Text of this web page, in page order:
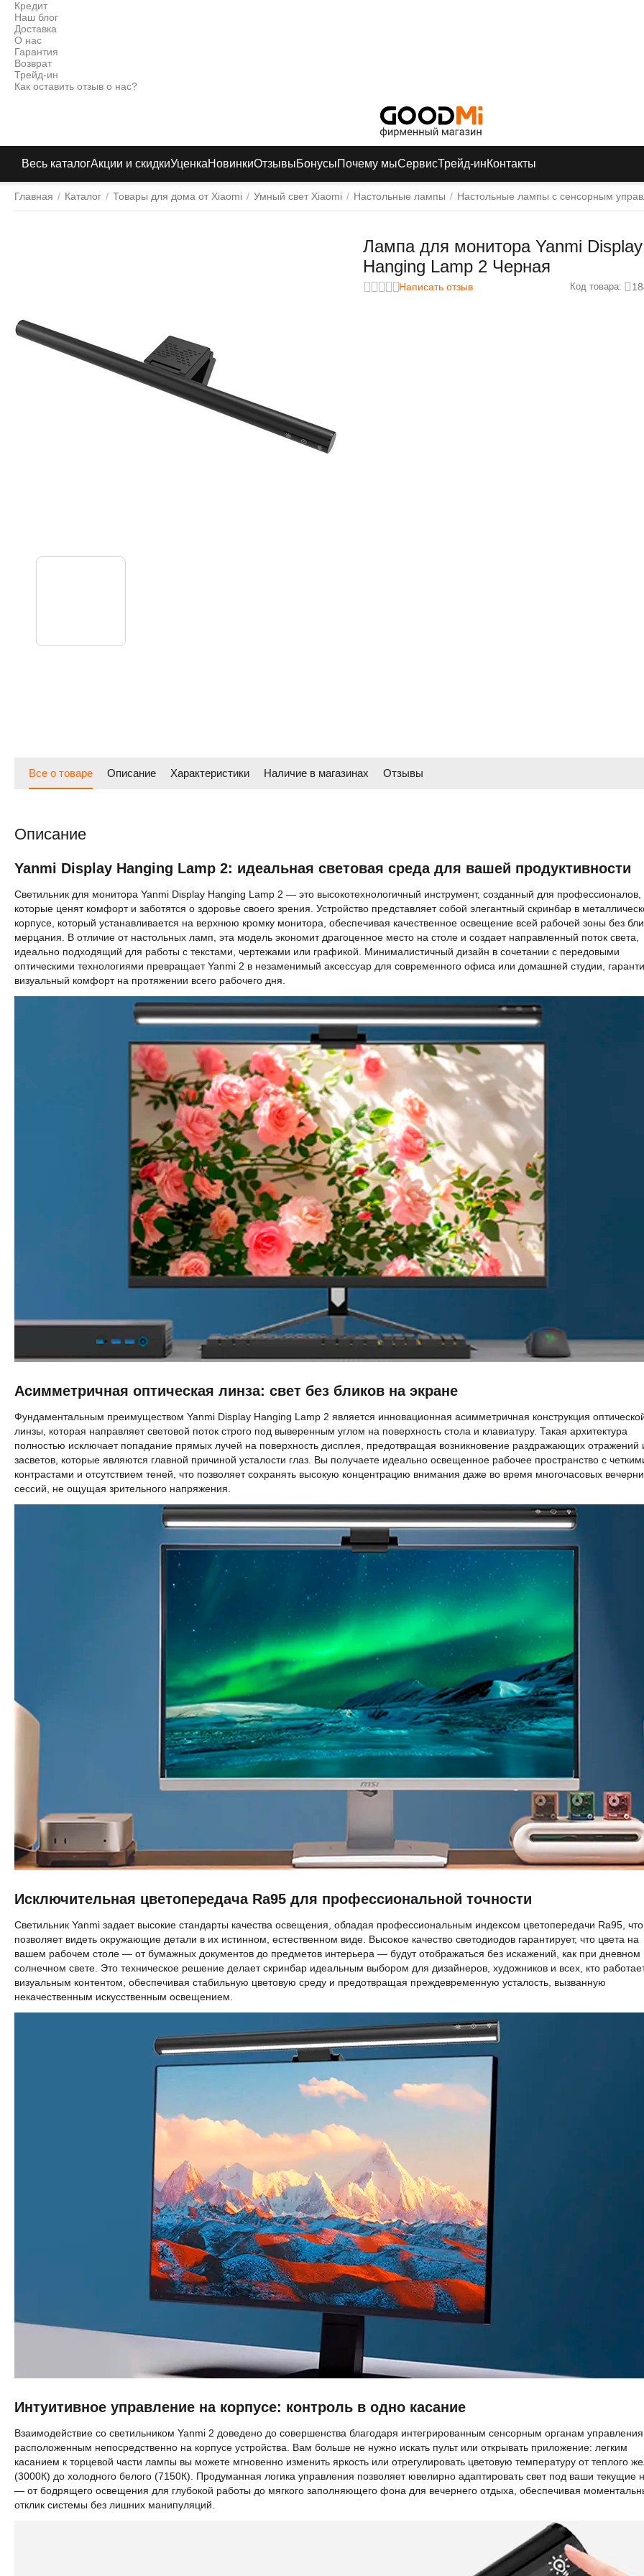
Кредит
Наш блог
Доставка
О нас
Гарантия
Возврат
Трейд-ин
Как оставить отзыв о нас?
Весь каталогАкции и скидкиУценкаНовинкиОтзывыБонусыПочему мыСервисТрейд-инКонтакты
Главная / Каталог / Товары для дома от Xiaomi / Умный свет Xiaomi / Настольные лампы / Настольные лампы с сенсорным
Лампа для монитора Yanmi Display
Hanging Lamp 2 Черная
Написать отзыв Код товара:
Все о товаре Описание Характеристики Наличие в магазинах Отзывы
Описание
Yanmi Display Hanging Lamp 2: идеальная световая среда для вашей продуктивности
Светильник для монитора Yanmi Display Hanging Lamp 2 — это высокотехнологичный инструмент, созданный для профессионалов,
которые ценят комфорт и заботятся о здоровье своего зрения. Устройство представляет собой элегантный скринбар в
корпусе, который устанавливается на верхнюю кромку монитора, обеспечивая качественное освещение всей рабочей зоны без
мерцания. В отличие от настольных ламп, эта модель экономит драгоценное место на столе и создает направленный поток света,
идеально подходящий для работы с текстами, чертежами или графикой. Минималистичный дизайн в сочетании с передовыми
оптическими технологиями превращает Yanmi 2 в незаменимый аксессуар для современного офиса или домашней студии,
визуальный комфорт на протяжении всего рабочего дня.
Асимметричная оптическая линза: свет без бликов на экране
Фундаментальным преимуществом Yanmi Display Hanging Lamp 2 является инновационная асимметричная конструкция
линзы, которая направляет световой поток строго под выверенным углом на поверхность стола и клавиатуру. Такая архитектура
полностью исключает попадание прямых лучей на поверхность дисплея, предотвращая возникновение раздражающих отражений
засветов, которые являются главной причиной усталости глаз. Вы получаете идеально освещенное рабочее пространство с
контрастами и отсутствием теней, что позволяет сохранять высокую концентрацию внимания даже во время многочасовых
сессий, не ощущая зрительного напряжения.
Исключительная цветопередача Ra95 для профессиональной точности
Светильник Yanmi задает высокие стандарты качества освещения, обладая профессиональным индексом цветопередачи Ra95, что
позволяет видеть окружающие детали в их истинном, естественном виде. Высокое качество светодиодов гарантирует, что цвета на
вашем рабочем столе — от бумажных документов до предметов интерьера — будут отображаться без искажений, как при дневном
солнечном свете. Это техническое решение делает скринбар идеальным выбором для дизайнеров, художников и всех, кто
визуальным контентом, обеспечивая стабильную цветовую среду и предотвращая преждевременную усталость, вызванную
некачественным искусственным освещением.
Интуитивное управление на корпусе: контроль в одно касание
Взаимодействие со светильником Yanmi 2 доведено до совершенства благодаря интегрированным сенсорным органам
расположенным непосредственно на корпусе устройства. Вам больше не нужно искать пульт или открывать приложение: легким
касанием к торцевой части лампы вы можете мгновенно изменить яркость или отрегулировать цветовую температуру от теплого
(3000К) до холодного белого (7150К). Продуманная логика управления позволяет ювелирно адаптировать свет под ваши текущие
— от бодрящего освещения для глубокой работы до мягкого заполняющего фона для вечернего отдыха, обеспечивая
отклик системы без лишних манипуляций.